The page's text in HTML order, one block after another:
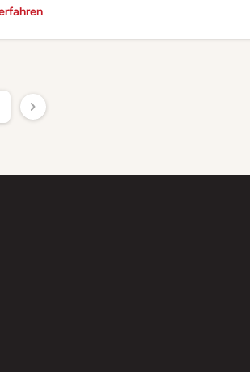
für die Arbeit im Kopf durchgehen?
die Farbe des Legosteins feststellen?
möchte ich […]